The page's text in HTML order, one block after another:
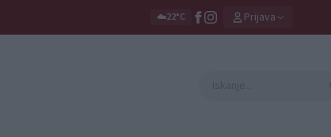
☁️22°C Prijava